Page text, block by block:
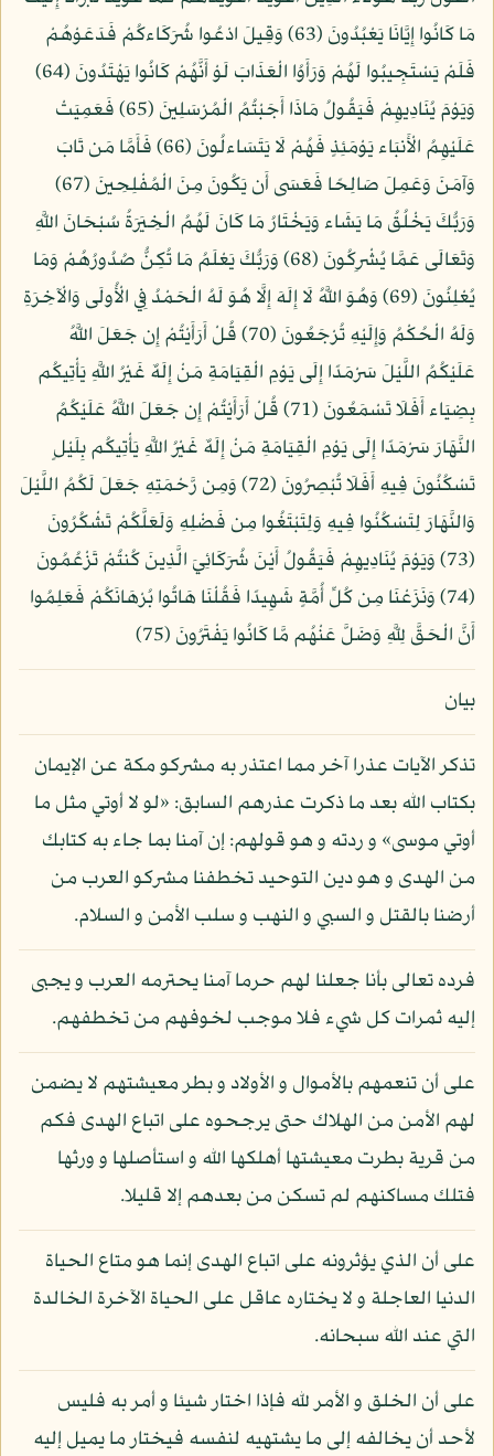
مَا كَانُوا إِيَّانَا يَعْبُدُونَ (63) وَقِيلَ ادْعُوا شُرَكَاءكُمْ فَدَعَوْهُمْ
فَلَمْ يَسْتَجِيبُوا لَهُمْ وَرَأَوُا الْعَذَابَ لَوْ أَنَّهُمْ كَانُوا يَهْتَدُونَ (64)
وَيَوْمَ يُنَادِيهِمْ فَيَقُولُ مَاذَا أَجَبْتُمُ الْمُرْسَلِينَ (65) فَعَمِيَتْ
عَلَيْهِمُ الْأَنبَاء يَوْمَئِذٍ فَهُمْ لَا يَتَسَاءلُونَ (66) فَأَمَّا مَن تَابَ
وَآمَنَ وَعَمِلَ صَالِحًا فَعَسَى أَن يَكُونَ مِنَ الْمُفْلِحِينَ (67)
وَرَبُّكَ يَخْلُقُ مَا يَشَاء وَيَخْتَارُ مَا كَانَ لَهُمُ الْخِيَرَةُ سُبْحَانَ اللَّهِ
وَتَعَالَى عَمَّا يُشْرِكُونَ (68) وَرَبُّكَ يَعْلَمُ مَا تُكِنُّ صُدُورُهُمْ وَمَا
يُعْلِنُونَ (69) وَهُوَ اللَّهُ لَا إِلَهَ إِلَّا هُوَ لَهُ الْحَمْدُ فِي الْأُولَى وَالْآخِرَةِ
وَلَهُ الْحُكْمُ وَإِلَيْهِ تُرْجَعُونَ (70) قُلْ أَرَأَيْتُمْ إِن جَعَلَ اللَّهُ
عَلَيْكُمُ اللَّيْلَ سَرْمَدًا إِلَى يَوْمِ الْقِيَامَةِ مَنْ إِلَهٌ غَيْرُ اللَّهِ يَأْتِيكُم
بِضِيَاء أَفَلَا تَسْمَعُونَ (71) قُلْ أَرَأَيْتُمْ إِن جَعَلَ اللَّهُ عَلَيْكُمُ
النَّهَارَ سَرْمَدًا إِلَى يَوْمِ الْقِيَامَةِ مَنْ إِلَهٌ غَيْرُ اللَّهِ يَأْتِيكُم بِلَيْلٍ
تَسْكُنُونَ فِيهِ أَفَلَا تُبْصِرُونَ (72) وَمِن رَّحْمَتِهِ جَعَلَ لَكُمُ اللَّيْلَ
وَالنَّهَارَ لِتَسْكُنُوا فِيهِ وَلِتَبْتَغُوا مِن فَضْلِهِ وَلَعَلَّكُمْ تَشْكُرُونَ
(73) وَيَوْمَ يُنَادِيهِمْ فَيَقُولُ أَيْنَ شُرَكَائِيَ الَّذِينَ كُنتُمْ تَزْعُمُونَ
(74) وَنَزَعْنَا مِن كُلِّ أُمَّةٍ شَهِيدًا فَقُلْنَا هَاتُوا بُرْهَانَكُمْ فَعَلِمُوا
أَنَّ الْحَقَّ لِلَّهِ وَضَلَّ عَنْهُم مَّا كَانُوا يَفْتَرُونَ (75)
بيان
تذكر الآيات عذرا آخر مما اعتذر به مشركو مكة عن الإيمان
بكتاب الله بعد ما ذكرت عذرهم السابق: «لو لا أوتي مثل ما
أوتي موسى» و ردته و هو قولهم: إن آمنا بما جاء به كتابك
من الهدى و هو دين التوحيد تخطفنا مشركو العرب من
أرضنا بالقتل و السبي و النهب و سلب الأمن و السلام.
فرده تعالى بأنا جعلنا لهم حرما آمنا يحترمه العرب و يجبى
إليه ثمرات كل شيء فلا موجب لخوفهم من تخطفهم.
على أن تنعمهم بالأموال و الأولاد و بطر معيشتهم لا يضمن
لهم الأمن من الهلاك حتى يرجحوه على اتباع الهدى فكم
من قرية بطرت معيشتها أهلكها الله و استأصلها و ورثها
فتلك مساكنهم لم تسكن من بعدهم إلا قليلا.
على أن الذي يؤثرونه على اتباع الهدى إنما هو متاع الحياة
الدنيا العاجلة و لا يختاره عاقل على الحياة الآخرة الخالدة
التي عند الله سبحانه.
على أن الخلق و الأمر لله فإذا اختار شيئا و أمر به فليس
لأحد أن يخالفه إلى ما يشتهيه لنفسه فيختار ما يميل إليه